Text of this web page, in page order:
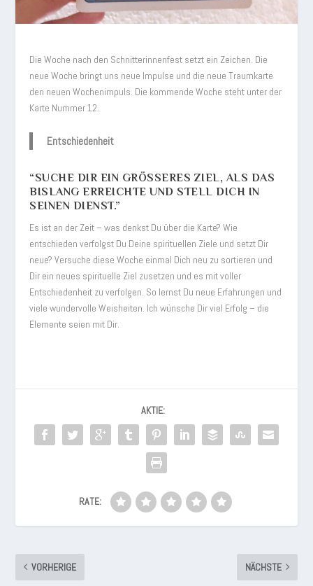
Die Woche nach den Schnitterinnenfest setzt ein Zeichen. Die
neue Woche bringt uns neue Impulse und die neue Traumkarte
den neuen Wochenimpuls. Die kommende Woche steht unter der
Karte Nummer 12.
Entschiedenheit
“SUCHE DIR EIN GRÖSSERES ZIEL, ALS DAS B
ISLANG ERREICHTE UND STELL DICH IN S
EINEN DIENST.”
Es ist an der Zeit – was denkst Du über die Karte? Wie
entschieden verfolgst Du Deine spirituellen Ziele und setzt Dir
neue? Versuche diese Woche einmal Dich neu zu sortieren und
Dir ein neues spirituelle Ziel zusetzen und es mit voller
Entschiedenheit zu verfolgen. So lernst Du neue Erfahrungen und
viele wundervolle Weisheiten. Ich wünsche Dir viel Erfolg – die
Elemente seien mit Dir.
AKTIE:
RATE:
VORHERIGE NÄCHSTE